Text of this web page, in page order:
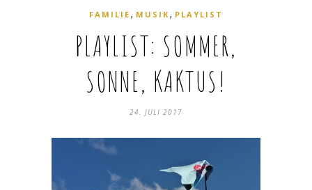
FAMILIE , MUSIK , PLAYLIST
PLAYLIST: SOMMER,
SONNE, KAKTUS!
24. JULI 2017